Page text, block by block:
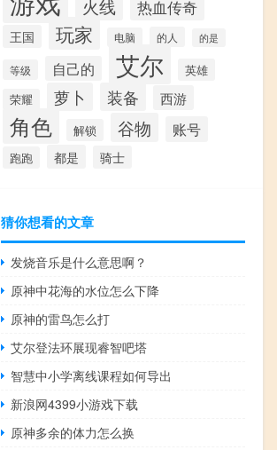
火线 热血传奇
王国 玩家 电脑 的人 的是
等级 自己的 艾尔 英雄
荣耀 萝卜 装备 西游
角色 解锁 谷物 账号
跑跑 都是 骑士
猜你想看的文章
发烧音乐是什么意思啊？
原神中花海的水位怎么下降
原神的雷鸟怎么打
艾尔登法环展现睿智吧塔
智慧中小学离线课程如何导出
新浪网4399小游戏下载
原神多余的体力怎么换